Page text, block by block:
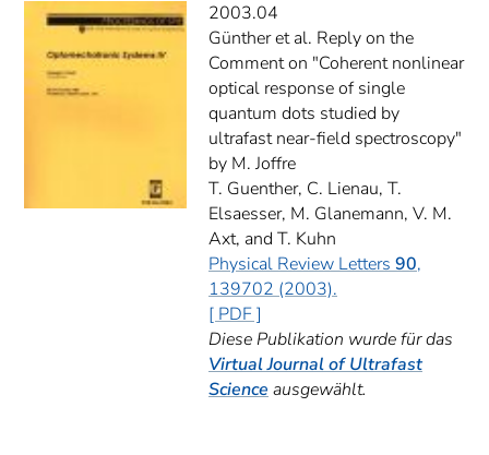
2003.04
Günther et al. Reply on the
Comment on "Coherent nonlinear
optical response of single
quantum dots studied by
ultrafast near-field spectroscopy"
by M. Joffre
T. Guenther, C. Lienau, T.
Elsaesser, M. Glanemann, V. M.
Axt, and T. Kuhn
Physical Review Letters 90,
139702 (2003).
[ PDF ]
Diese Publikation wurde für das
Virtual Journal of Ultrafast
Science ausgewählt.